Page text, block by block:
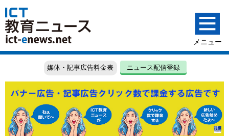
媒体・記事広告料金表 ニュース配信登録